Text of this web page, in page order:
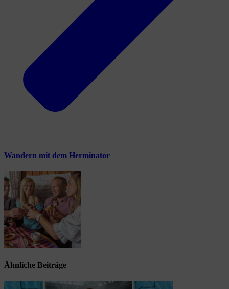
Wandern mit dem Herminator
Ähnliche Beiträge